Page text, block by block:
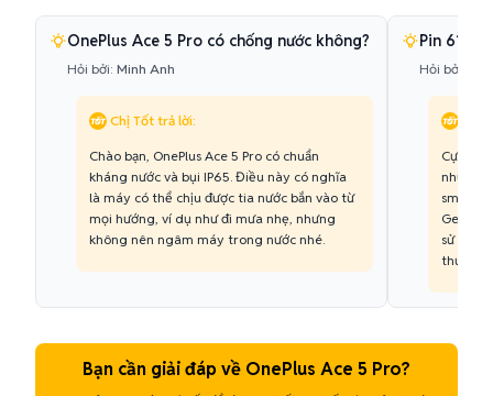
OnePlus Ace 5 Pro có chống nước không?
Hỏi bởi: Minh Anh
Chị Tốt trả lời:
Chào bạn, OnePlus Ace 5 Pro có chuẩn
kháng nước và bụi IP65. Điều này có nghĩa
là máy có thể chịu được tia nước bắn vào từ
mọi hướng, ví dụ như đi mưa nhẹ, nhưng
không nên ngâm máy trong nước nhé.
Pin
Hỏi bởi:
Cực kỳ
những
Gen 3+
sử
thường.
Bạn cần giải đáp về OnePlus Ace 5 Pro?